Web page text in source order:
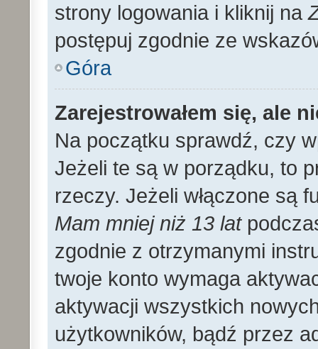
strony logowania i kliknij na
postępuj zgodnie ze
Góra
Zarejestrowałem się, ale
Na początku sprawdź, czy
Jeżeli te są w porządku, to
rzeczy. Jeżeli włączone są
Mam mniej niż 13 lat
zgodnie z otrzymanymi
twoje konto wymaga
aktywacji wszystkich
użytkowników, bądź przez